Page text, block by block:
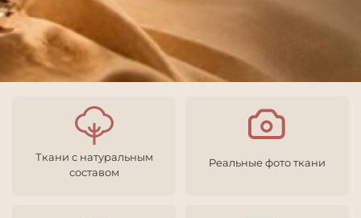
Ткани с натуральным
составом
Реальные фото ткани